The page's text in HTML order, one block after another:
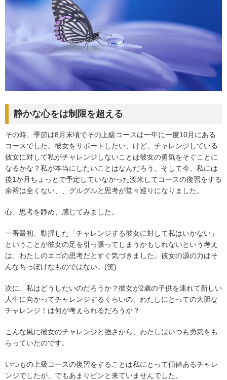
静かな心をは制限を超える
その時、季節は8月末頃でその上級コースは一年に一度10月にある
コースでした。彼女をサポートしたい、けど、チャレンジしている
彼女に対して私がチャレンジしないことは彼女の勇気をそぐことに
なるかな？私が本当にしたいことはなんだろう。そして今、私には
後1か月ちょっとで予定していなかった渡米してコースの復習をする
余裕は全くない、、グルグルと思考が堂々巡りになりました。
心、思考を静め、感じてみました。
一番最初、動揺した「チャレンジする彼女に対して私はいかない」
ということが彼女の足を引っ張ってしまうかもしれないという考え
は、わたしのエゴの思考だとすぐ気づきました。彼女の源の力はそ
んなちっぽけなものではない。(笑)
次に、私はどうしたいのだろうか？彼女が2歳の子供を連れて新しい
人生に向かってチャレンジするくらいの、わたしにとっての大胆な
チャレンジ！は何が考えられるだろうか？
こんな風に彼女のチャレンジと強さから、わたしはいつも勇気をも
らっていたのです。
いつもの上級コースの復習をすることは私にとって価値あるチャレ
ンジでしたが、でもあまりピンと来ていませんでした。